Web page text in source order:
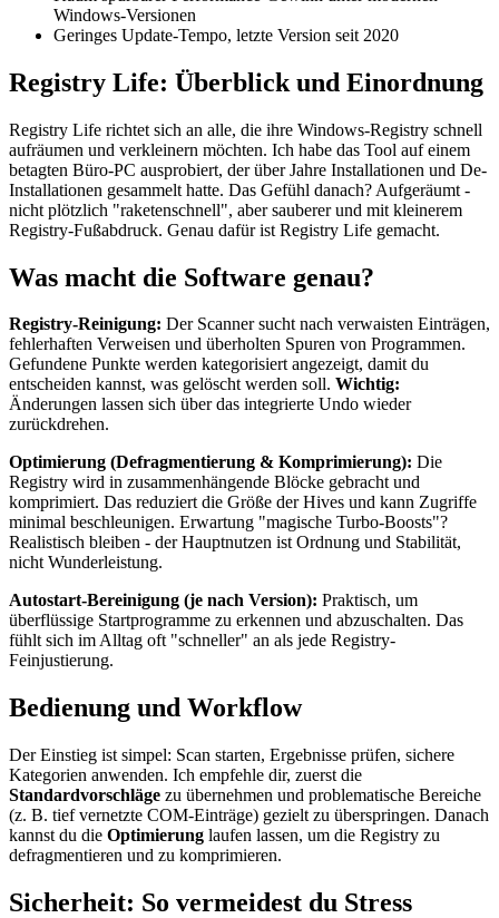
Windows-Versionen
Geringes Update-Tempo, letzte Version seit 2020
Registry Life: Überblick und Einordnung
Registry Life richtet sich an alle, die ihre Windows-Registry schnell
aufräumen und verkleinern möchten. Ich habe das Tool auf einem
betagten Büro-PC ausprobiert, der über Jahre Installationen und De-
Installationen gesammelt hatte. Das Gefühl danach? Aufgeräumt -
nicht plötzlich "raketenschnell", aber sauberer und mit kleinerem
Registry-Fußabdruck. Genau dafür ist Registry Life gemacht.
Was macht die Software genau?
Registry-Reinigung: Der Scanner sucht nach verwaisten Einträgen,
fehlerhaften Verweisen und überholten Spuren von Programmen.
Gefundene Punkte werden kategorisiert angezeigt, damit du
entscheiden kannst, was gelöscht werden soll. Wichtig:
Änderungen lassen sich über das integrierte Undo wieder
zurückdrehen.
Optimierung (Defragmentierung & Komprimierung): Die
Registry wird in zusammenhängende Blöcke gebracht und
komprimiert. Das reduziert die Größe der Hives und kann Zugriffe
minimal beschleunigen. Erwartung "magische Turbo-Boosts"?
Realistisch bleiben - der Hauptnutzen ist Ordnung und Stabilität,
nicht Wunderleistung.
Autostart-Bereinigung (je nach Version): Praktisch, um
überflüssige Startprogramme zu erkennen und abzuschalten. Das
fühlt sich im Alltag oft "schneller" an als jede Registry-
Feinjustierung.
Bedienung und Workflow
Der Einstieg ist simpel: Scan starten, Ergebnisse prüfen, sichere
Kategorien anwenden. Ich empfehle dir, zuerst die
Standardvorschläge zu übernehmen und problematische Bereiche
(z. B. tief vernetzte COM-Einträge) gezielt zu überspringen. Danach
kannst du die Optimierung laufen lassen, um die Registry zu
defragmentieren und zu komprimieren.
Sicherheit: So vermeidest du Stress